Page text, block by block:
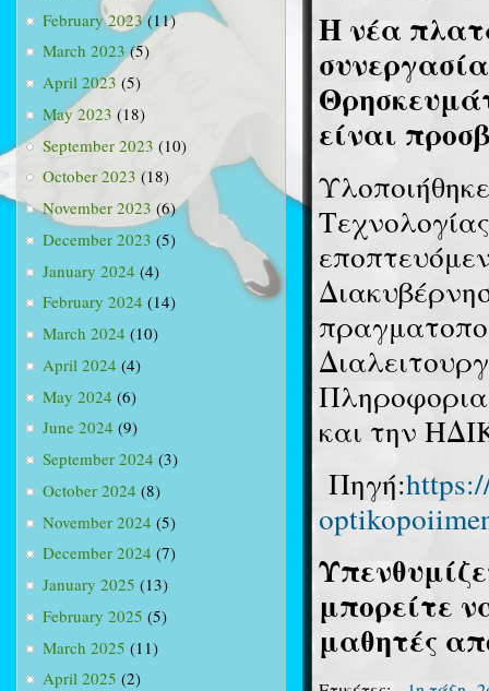
February 2023(11)
March 2023(5)
April 2023 (5)
May 2023 (18)
September 2023 (10)
October 2023 (18)
November 2023 (6)
December 2023 (5)
January 2024 (4)
February 2024 (14)
March 2024 (10)
April 2024 (4)
May 2024 (6)
June 2024 (9)
September 2024 (3)
October 2024 (8)
November 2024 (5)
December 2024 (7)
January 2025 (13)
February 2025 (5)
March 2025 (11)
April 2025 (2)
Η νέα
είναι
και την
Πηγή:
μπορείτε
μαθητές